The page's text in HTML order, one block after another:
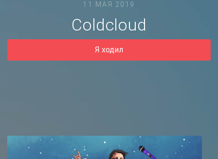
11 МАЯ 2019
Coldcloud
Я ходил